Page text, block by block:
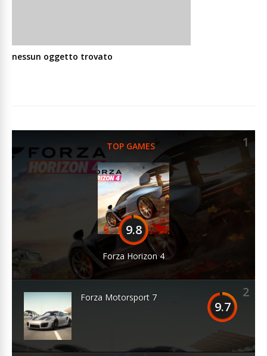
nessun oggetto trovato
TOP GAMES 1
9.8
Forza Horizon 4
2
9.7
Forza Motorsport 7